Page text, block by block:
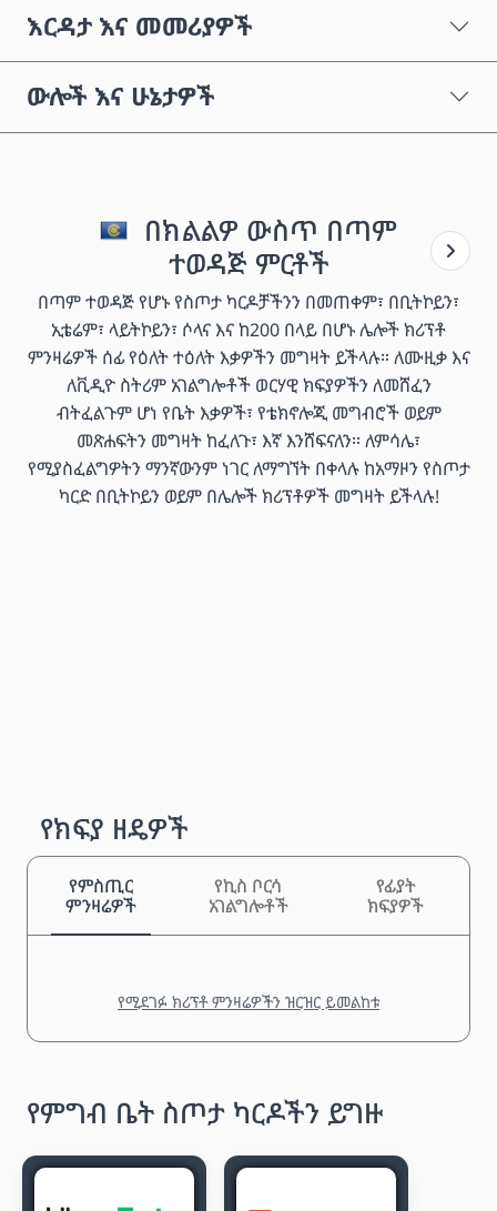
እርዳታ እና መመሪያዎች
ውሎች እና ሁኔታዎች
በክልልዎ ውስጥ በጣም
ተወዳጅ ምርቶች
በጣም ተወዳጅ የሆኑ የስጦታ ካርዶቻችንን በመጠቀም፣ በቢትኮይን፣
ኢቴሬም፣ ላይትኮይን፣ ሶላና እና ከ200 በላይ በሆኑ ሌሎች ክሪፕቶ
ምንዛሬዎች ሰፊ የዕለት ተዕለት እቃዎችን መግዛት ይችላሉ። ለሙዚቃ እና
ለቪዲዮ ስትሪም አገልግሎቶች ወርሃዊ ክፍያዎችን ለመሸፈን
ብትፈልጉም ሆነ የቤት እቃዎች፣ የቴክኖሎጂ መግብሮች ወይም
መጽሐፍትን መግዛት ከፈለጉ፣ እኛ እንሸፍናለን። ለምሳሌ፣
የሚያስፈልግዎትን ማንኛውንም ነገር ለማግኘት በቀላሉ ከአማዞን የስጦታ
ካርድ በቢትኮይን ወይም በሌሎች ክሪፕቶዎች መግዛት ይችላሉ!
የክፍያ ዘዴዎች
የምስጢር
ምንዛሬዎች
የኪስ ቦርሳ
አገልግሎቶች
የፊያት
ክፍያዎች
የሚደገፉ ክሪፕቶ ምንዛሬዎችን ዝርዝር ይመልከቱ
የምግብ ቤት ስጦታ ካርዶችን ይግዙ